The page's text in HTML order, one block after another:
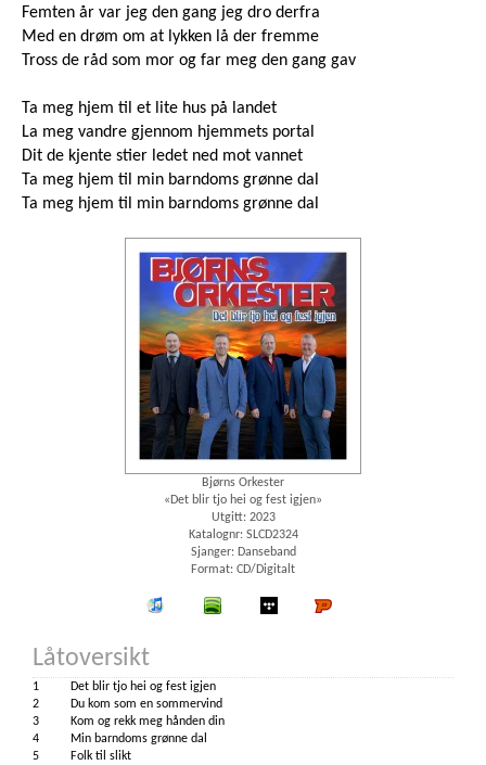
Femten år var jeg den gang jeg dro derfra
Med en drøm om at lykken lå der fremme
Tross de råd som mor og far meg den gang gav
Ta meg hjem til et lite hus på landet
La meg vandre gjennom hjemmets portal
Dit de kjente stier ledet ned mot vannet
Ta meg hjem til min barndoms grønne dal
Ta meg hjem til min barndoms grønne dal
Bjørns Orkester
«Det blir tjo hei og fest igjen»
Utgitt: 2023
Katalognr: SLCD2324
Sjanger: Danseband
Format: CD/Digitalt
iTunes spotify wimp
Låtoversikt
1
Det blir tjo hei og fest igjen
2
Du kom som en sommervind
3
Kom og rekk meg hånden din
4
Min barndoms grønne dal
5
Folk til slikt